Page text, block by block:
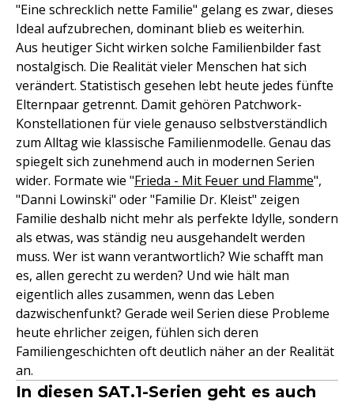
"Eine schrecklich nette Familie" gelang es zwar, dieses
Ideal aufzubrechen, dominant blieb es weiterhin.
Aus heutiger Sicht wirken solche Familienbilder fast
nostalgisch. Die Realität vieler Menschen hat sich
verändert. Statistisch gesehen lebt heute jedes fünfte
Elternpaar getrennt. Damit gehören Patchwork-
Konstellationen für viele genauso selbstverständlich
zum Alltag wie klassische Familienmodelle. Genau das
spiegelt sich zunehmend auch in modernen Serien
wider. Formate wie "Frieda - Mit Feuer und Flamme",
"Danni Lowinski" oder "Familie Dr. Kleist" zeigen
Familie deshalb nicht mehr als perfekte Idylle, sondern
als etwas, was ständig neu ausgehandelt werden
muss. Wer ist wann verantwortlich? Wie schafft man
es, allen gerecht zu werden? Und wie hält man
eigentlich alles zusammen, wenn das Leben
dazwischenfunkt? Gerade weil Serien diese Probleme
heute ehrlicher zeigen, fühlen sich deren
Familiengeschichten oft deutlich näher an der Realität
an.
In diesen SAT.1-Serien geht es auch